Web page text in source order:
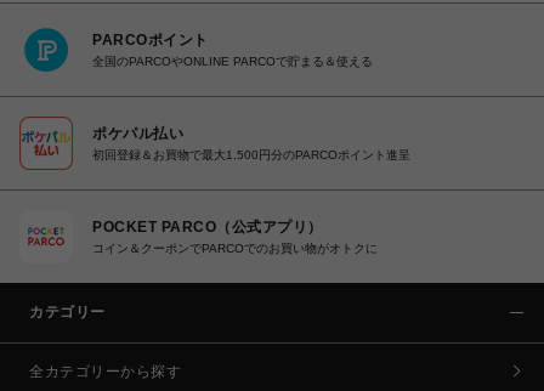
PARCOポイント
全国のPARCOやONLINE PARCOで貯まる＆使える
ポケパル払い
初回登録＆お買物で最大1,500円分のPARCOポイント進呈
POCKET PARCO（公式アプリ）
コイン＆クーポンでPARCOでのお買い物がオトクに
カテゴリー
全カテゴリーから探す